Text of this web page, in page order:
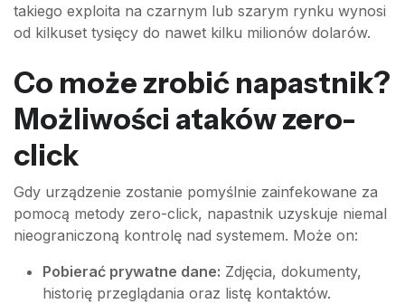
takiego exploita na czarnym lub szarym rynku wynosi
od kilkuset tysięcy do nawet kilku milionów dolarów.
Co może zrobić napastnik?
Możliwości ataków zero-
click
Gdy urządzenie zostanie pomyślnie zainfekowane za
pomocą metody zero-click, napastnik uzyskuje niemal
nieograniczoną kontrolę nad systemem. Może on:
Pobierać prywatne dane: Zdjęcia, dokumenty,
historię przeglądania oraz listę kontaktów.